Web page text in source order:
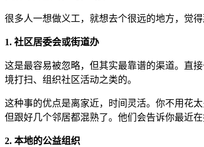
很多人一想做义工，就想去个很远的地方，觉
1. 社区居委会或街道办
这是最容易被忽略，但其实最靠谱的渠道。直
境打扫、组织社区活动之类的。
这种事的优点是离家近，时间灵活。你不用花
但跟好几个邻居都混熟了。他们会告诉你最近
2. 本地的公益组织